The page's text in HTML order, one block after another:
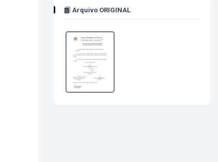
Arquivo ORIGINAL